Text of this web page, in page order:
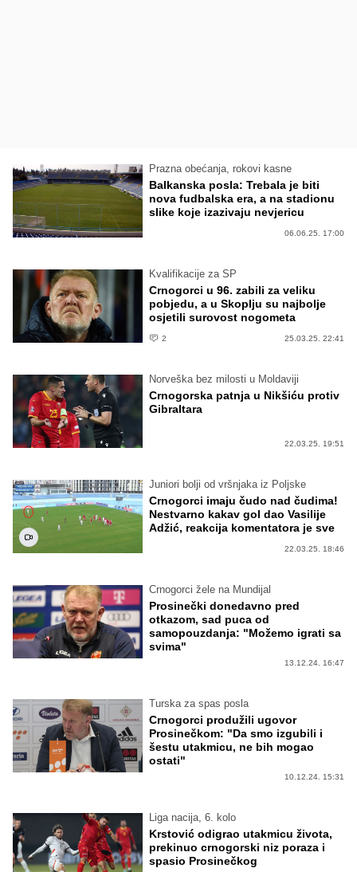
Prazna obećanja, rokovi kasne
Balkanska posla: Trebala je biti
nova fudbalska era, a na stadionu
slike koje izazivaju nevjericu
06.06.25. 17:00
Kvalifikacije za SP
Crnogorci u 96. zabili za veliku
pobjedu, a u Skoplju su najbolje
osjetili surovost nogometa
2 25.03.25. 22:41
Norveška bez milosti u Moldaviji
Crnogorska patnja u Nikšiću protiv
Gibraltara
22.03.25. 19:51
Juniori bolji od vršnjaka iz Poljske
Crnogorci imaju čudo nad čudima!
Nestvarno kakav gol dao Vasilije
Adžić, reakcija komentatora je sve
22.03.25. 18:46
Crnogorci žele na Mundijal
Prosinečki donedavno pred
otkazom, sad puca od
samopouzdanja: "Možemo igrati sa
svima"
13.12.24. 16:47
Turska za spas posla
Crnogorci produžili ugovor
Prosinečkom: "Da smo izgubili i
šestu utakmicu, ne bih mogao
ostati"
10.12.24. 15:31
Liga nacija, 6. kolo
Krstović odigrao utakmicu života,
prekinuo crnogorski niz poraza i
spasio Prosinečkog